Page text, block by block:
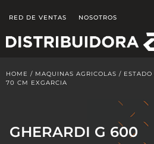
content
RED DE VENTAS NOSOTROS
HOME / MAQUINAS AGRICOLAS / ESTADO
70 CM EXGARCIA
GHERARDI G 600